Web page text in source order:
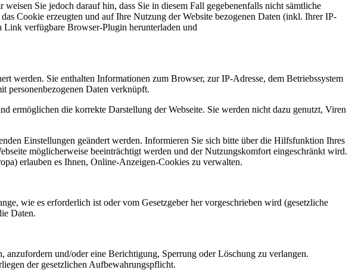
Sie jedoch darauf hin, dass Sie in diesem Fall gegebenenfalls nicht sämtliche
Cookie erzeugten und auf Ihre Nutzung der Website bezogenen Daten (inkl. Ihrer IP-
Link verfügbare Browser-Plugin herunterladen und
werden. Sie enthalten Informationen zum Browser, zur IP-Adresse, dem Betriebssystem
personenbezogenen Daten verknüpft.
ermöglichen die korrekte Darstellung der Webseite. Sie werden nicht dazu genutzt, Viren
Einstellungen geändert werden. Informieren Sie sich bitte über die Hilfsfunktion Ihres
möglicherweise beeinträchtigt werden und der Nutzungskomfort eingeschränkt wird.
erlauben es Ihnen, Online-Anzeigen-Cookies zu verwalten.
wie es erforderlich ist oder vom Gesetzgeber her vorgeschrieben wird (gesetzliche
Daten.
anzufordern und/oder eine Berichtigung, Sperrung oder Löschung zu verlangen.
der gesetzlichen Aufbewahrungspflicht.